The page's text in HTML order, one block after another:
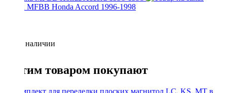
Рамка MFBB Honda Accord 1996-1998
Нет в наличии
С этим товаром покупают